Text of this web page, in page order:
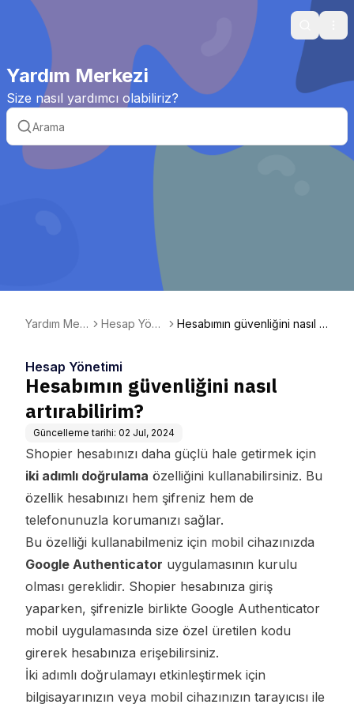
Search
Yardım Merkezi
Size nasıl yardımcı olabiliriz?
Yardım Mer
Hesap Yöne
Hesabımın güvenliğini nasıl a
Hesap Yönetimi
Hesabımın güvenliğini nasıl
artırabilirim?
Güncelleme tarihi: 02 Jul, 2024
Shopier hesabınızı daha güçlü hale getirmek için
iki adımlı doğrulama özelliğini kullanabilirsiniz. Bu
özellik hesabınızı hem şifreniz hem de
telefonunuzla korumanızı sağlar.
Bu özelliği kullanabilmeniz için mobil cihazınızda
Google Authenticator uygulamasının kurulu
olması gereklidir. Shopier hesabınıza giriş
yaparken, şifrenizle birlikte Google Authenticator
mobil uygulamasında size özel üretilen kodu
girerek hesabınıza erişebilirsiniz.
İki adımlı doğrulamayı etkinleştirmek için
bilgisayarınızın veya mobil cihazınızın tarayıcısı ile